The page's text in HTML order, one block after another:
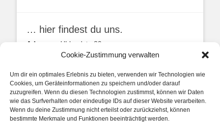
Cookie-Zustimmung verwalten
Um dir ein optimales Erlebnis zu bieten, verwenden wir Technologien wie
Cookies, um Geräteinformationen zu speichern und/oder darauf
zuzugreifen. Wenn du diesen Technologien zustimmst, können wir Daten
wie das Surfverhalten oder eindeutige IDs auf dieser Website verarbeiten.
Wenn du deine Zustimmung nicht erteilst oder zurückziehst, können
bestimmte Merkmale und Funktionen beeinträchtigt werden.
… hier findest du uns.
Adresse: Uhlandstr. 20
49134 Wallenhorst
unsere Posts